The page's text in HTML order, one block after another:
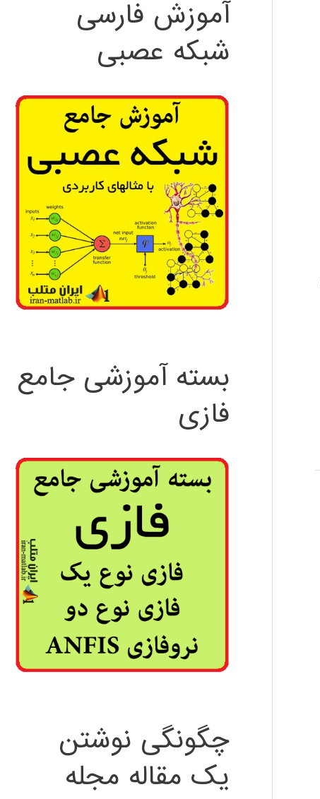
آموزش فارسی
شبکه عصبی
بسته آموزشی جامع
فازی
چگونگی نوشتن
یک مقاله مجله